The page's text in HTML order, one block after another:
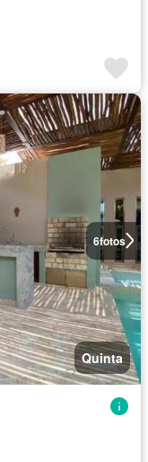
6fotos
Quinta